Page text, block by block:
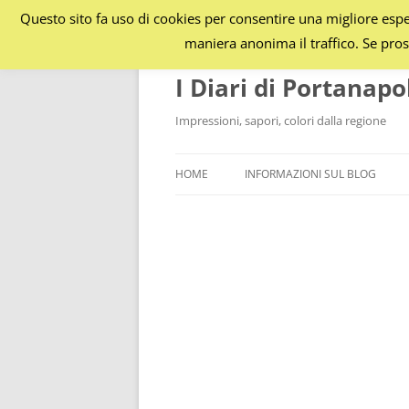
I Diari di
Impressioni, sapori, colori dalla regione
HOME INFORMAZIONI SUL BLOG
Questo sito fa uso di cookies per consentire una migliore
maniera anonima il traffico. Se